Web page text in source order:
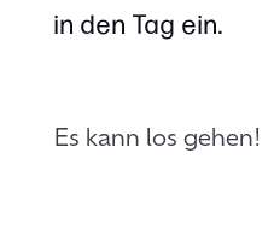
in den Tag ein.
Es kann los gehen!